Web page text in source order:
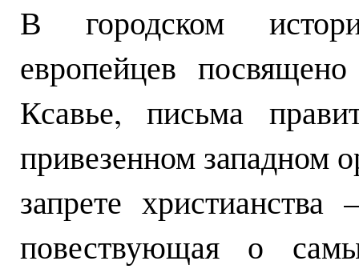
В городском
европейцев
Ксавье, письма
привезенном западном
запрете
повествующая о